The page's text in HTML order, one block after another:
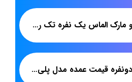
قیمت پتو مارک الماس یک نفره تک رنگ
روتختي دونفره قيمت عمده مدل پلی استر